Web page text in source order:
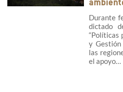
Durante
dictado
“Políticas
y
las
el apoyo…